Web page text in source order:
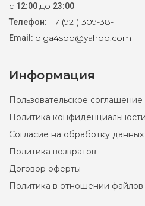
Топ Calvin Klein M, XL, XXL
4900 ₽
с 12:00до 23:00
Телефон: +7 (921) 309-38-11
Email: olga4spb@yahoo.com
Информация
Пользовательское соглашение
Политика конфиденциальности
Согласие на обработку данных
Политика возвратов
Договор оферты
Политика в отношении